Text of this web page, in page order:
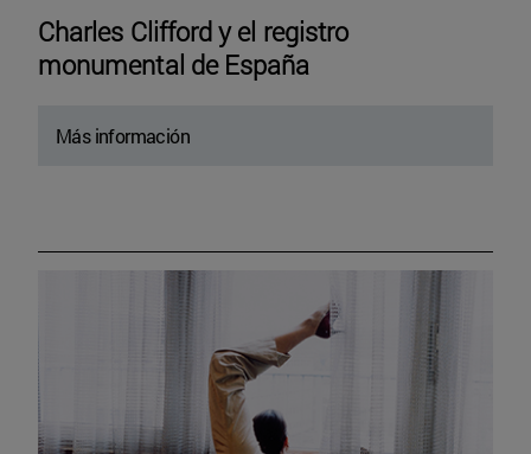
Charles Clifford y el registro
monumental de España
Más información